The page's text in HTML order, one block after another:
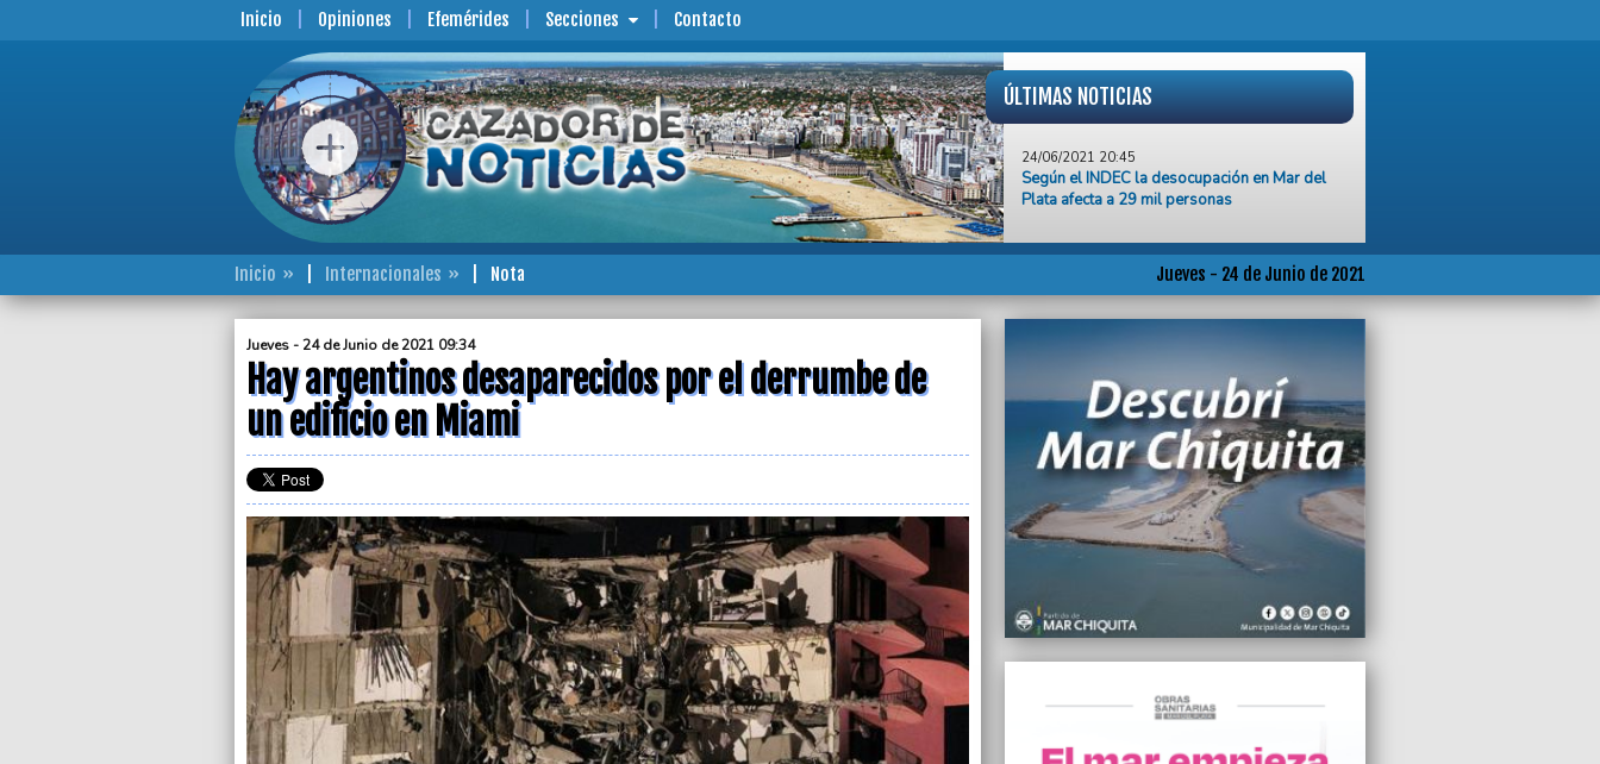
Inicio Opiniones Efemérides Secciones Contacto
ÚLTIMAS NOTICIAS
Según el INDEC la desocupación en Mar del
Plata afecta a 29 mil personas
Dos escuelas de Mar del Plata no podrán
reanudar la presencialidad el próximo lunes
Aprueban exención del pago de tasas y
derechos municipales para gimnasios,
24/06/2021 18:40
“Si queremos presencialidad en las escuelas,
debemos disminuir la actividad social”,
sostuvo el Dr. Alejandro Ferro
24/06/2021 18:23
Trabajan en un plan estratégico para potenciar
el complejo Punta Mogotes
24/06/2021 18:20
Hugo Moyano pidió lugares para el
sindicalismo en las listas del Frente de Todos
Disparada del verde, el dólar blue cerró en
Jueves - 24 de Junio de 2021
Inicio Internacionales Nota
Jueves - 24 de Junio de 2021 09:34
Hay argentinos desaparecidos por el derrumbe de
un edificio en Miami